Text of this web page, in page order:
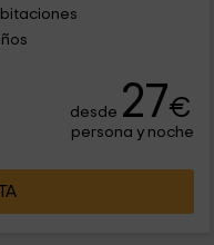
desde 27€
persona y noche